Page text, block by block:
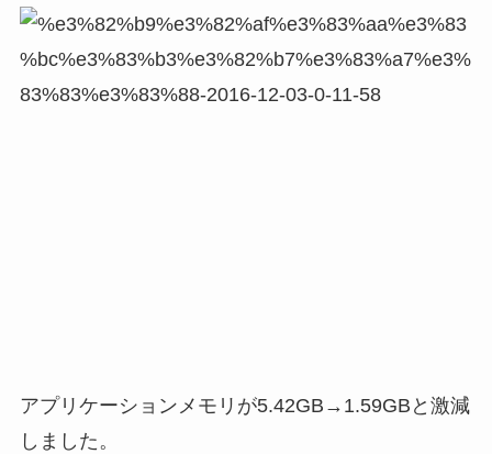
アプリケーションメモリが5.42GB→1.59GBと激減
しました。